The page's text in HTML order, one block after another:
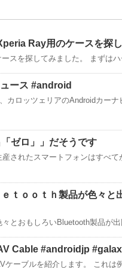
Ray用のケースを探
スを探してみました。 まずは
ース #android
カロッツェリアのAndroidカーナ
ゼロ」」だそうです
されたスマートフォンはすべ
ｔｏｏｔｈ製品が色々と
々とおもしろいBluetooth製品が
Cable #androidjp
ケーブルを紹介します。 これ